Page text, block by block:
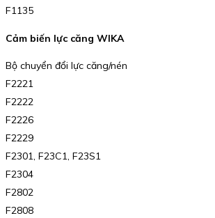
F1135
Cảm biến lực căng WIKA
Bộ chuyển đổi lực căng/nén
F2221
F2222
F2226
F2229
F2301, F23C1, F23S1
F2304
F2802
F2808